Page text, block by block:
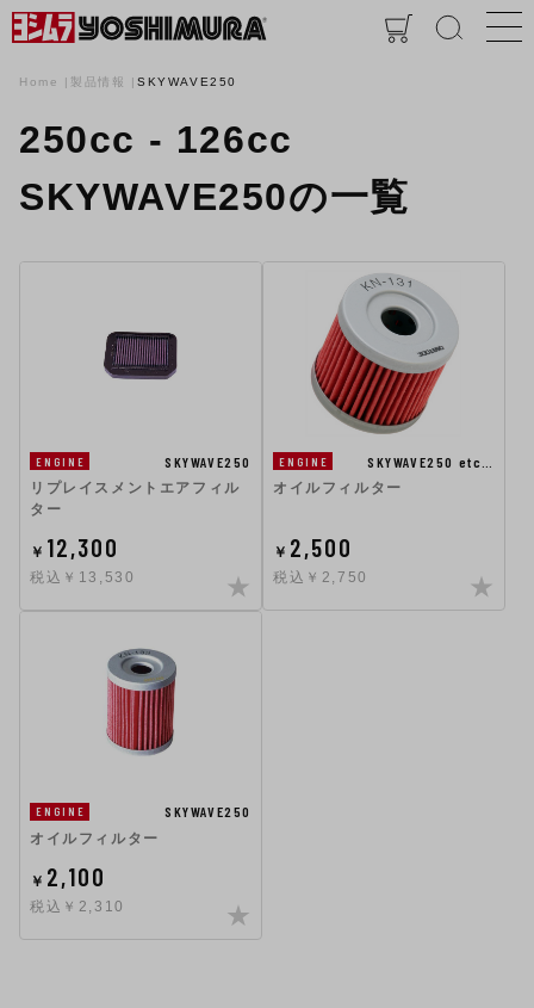
Home 製品情報 SKYWAVE250
250cc - 126cc
SKYWAVE250の一覧
ENGINE
SKYWAVE250
リプレイスメントエアフィル
ター
￥ 12,300
税込￥13,530
ENGINE
SKYWAVE250 etc…
オイルフィルター
￥ 2,500
税込￥2,750
ENGINE
SKYWAVE250
オイルフィルター
￥ 2,100
税込￥2,310